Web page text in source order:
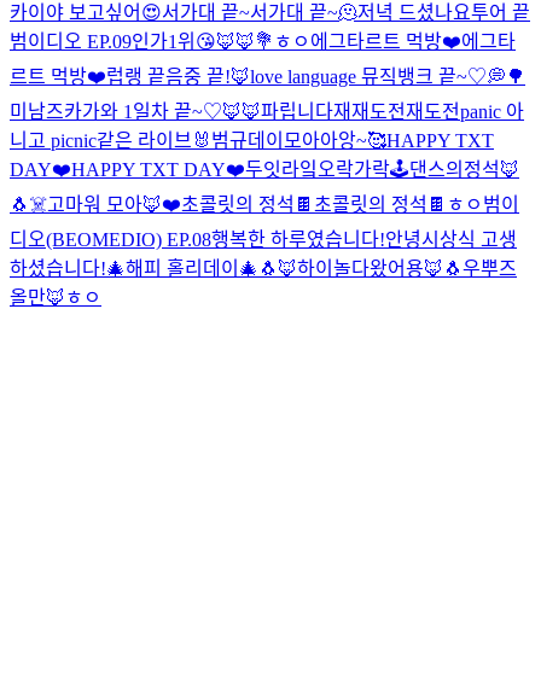
카이야 보고싶어😍서가대 끝~서가대 끝~🫠저녁 드셨나요투어 끝
범이디오 EP.09인가1위😘🦊🦊 💐 ㅎㅇ 에그타르트 먹방❤️에그타
르트 먹방❤️럽랭 끝음중 끝!🦊love language 뮤직뱅크 끝~♡💭 🌳
미남즈카가와 1일차 끝~♡🦊🦊파립니다재재도전재도전panic 아
니고 picnic같은 라이브 🐰 범규데이 모아아앙~🥰HAPPY TXT
DAY❤️HAPPY TXT DAY❤️두잇라잌오락가락🕹️댄스의정석🦊
🐧 ☠️고마워 모아🦊❤️초콜릿의 정석🍫 초콜릿의 정석🍫 ㅎㅇ 범이
디오(BEOMEDIO) EP.08행복한 하루였습니다!안녕시상식 고생
하셨습니다!🎄해피 홀리데이🎄 🐧 🦊하이 놀다왔어용🦊🐧우뿌즈
올만🦊 ㅎㅇ